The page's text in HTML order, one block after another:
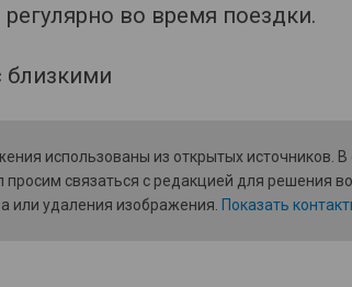
во время поездки.
использованы из открытых источников.
просим связаться с редакцией для решения
или удаления изображения. Показать